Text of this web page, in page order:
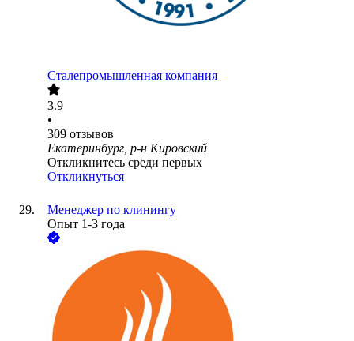
Сталепромышленная компания
3.9
•
309 отзывов
Екатеринбург, р-н Кировский
Откликнитесь среди первых
Откликнуться
Менеджер по клинингу
Опыт 1-3 года